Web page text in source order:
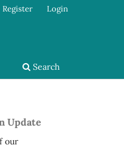
Search
Register Login
Update
our